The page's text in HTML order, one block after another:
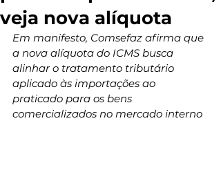
veja nova alíquota
Em manifesto, Comsefaz afirma que
a nova alíquota do ICMS busca
alinhar o tratamento tributário
aplicado às importações ao
praticado para os bens
comercializados no mercado interno